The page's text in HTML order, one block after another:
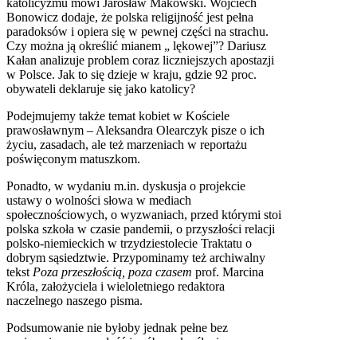
Bonowicz dodaje, że polska religijność jest pełna
paradoksów i opiera się w pewnej części na strachu.
Czy można ją określić mianem „ lękowej”? Dariusz
Kałan analizuje problem coraz liczniejszych apostazji
w Polsce. Jak to się dzieje w kraju, gdzie 92 proc.
obywateli deklaruje się jako katolicy?
Podejmujemy także temat kobiet w Kościele
prawosławnym – Aleksandra Olearczyk pisze o ich
życiu, zasadach, ale też marzeniach w reportażu
poświęconym matuszkom.
Ponadto, w wydaniu m.in. dyskusja o projekcie
ustawy o wolności słowa w mediach
społecznościowych, o wyzwaniach, przed którymi stoi
polska szkoła w czasie pandemii, o przyszłości relacji
polsko-niemieckich w trzydziestolecie Traktatu o
dobrym sąsiedztwie. Przypominamy też archiwalny
tekst Poza przeszłością, poza czasem prof. Marcina
Króla, założyciela i wieloletniego redaktora
naczelnego naszego pisma.
Podsumowanie nie byłoby jednak pełne bez